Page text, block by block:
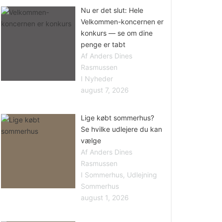
Nu er det slut: Hele
Velkommen-koncernen er
konkurs — se om dine
penge er tabt
Af Anders Dines
Rasmussen
I Nyheder
august 7, 2026
Lige købt sommerhus?
Se hvilke udlejere du kan
vælge
Af Anders Dines
Rasmussen
I Sommerhus, Udlejning
Sommerhus
august 1, 2026